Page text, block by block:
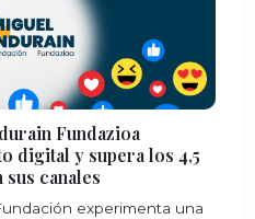
Fundazioa
digital y supera los 4,5
canales
experimenta una